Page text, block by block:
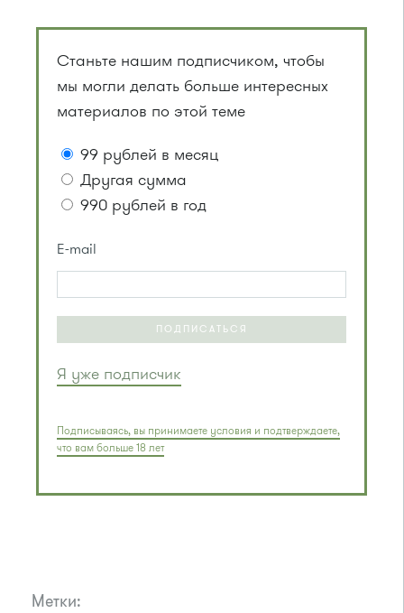
Станьте нашим подписчиком, чтобы
мы могли делать больше интересных
материалов по этой теме
99 рублей в месяц
Другая сумма
990 рублей в год
E-mail
ПОДПИСАТЬСЯ
Я уже подписчик
Подписываясь, вы принимаете условия и подтверждаете,
что вам больше 18 лет
Метки: